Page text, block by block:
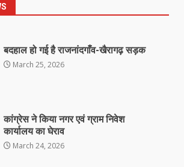
बदहाल हो गई है राजनांदगाँव-खैरागढ़ सड़क
March 25, 2026
कांग्रेस ने किया नगर एवं ग्राम निवेश
कार्यालय का घेराव
March 24, 2026